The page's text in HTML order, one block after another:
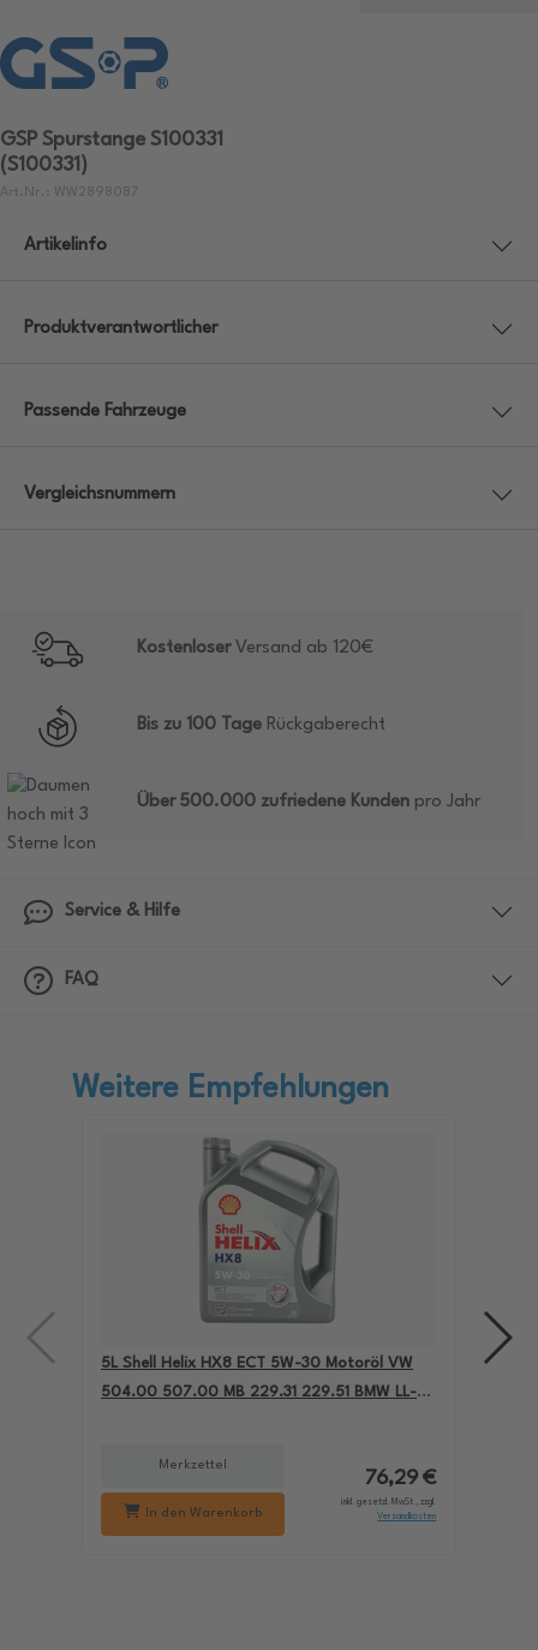
GSP Spurstange S100331
(S100331)
Art.Nr.: WW2898087
Artikelinfo
Produktverantwortlicher
Passende Fahrzeuge
Vergleichsnummern
KostenloserVersand ab 120€
Bis zu 100 Tage Rückgaberecht
Über 500.000 zufriedene Kunden pro Jahr
Service & Hilfe
FAQ
Weitere Empfehlungen
5L Shell Helix HX8 ECT 5W-30 Motoröl VW
504.00 507.00 MB 229.31 229.51 BMW LL-04
Merkzettel
In den Warenkorb
76,29 €
inkl. gesetzl. MwSt., zzgl.
Versandkosten